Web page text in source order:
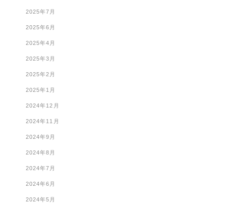
2025年7月
2025年6月
2025年4月
2025年3月
2025年2月
2025年1月
2024年12月
2024年11月
2024年9月
2024年8月
2024年7月
2024年6月
2024年5月